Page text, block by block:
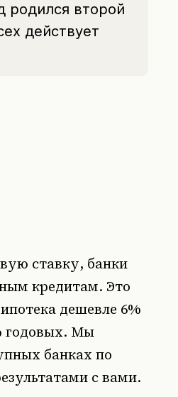
родился второй
действует
ставку, банки
кредитам. Это
дешевле 6%
годовых. Мы
банках по
с вами.